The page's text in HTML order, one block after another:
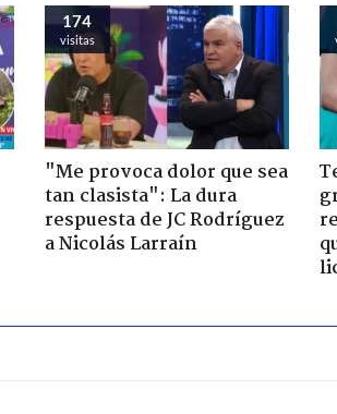
174
visitas
"Me provoca dolor que sea
tan clasista": La dura
respuesta de JC Rodríguez
a Nicolás Larraín